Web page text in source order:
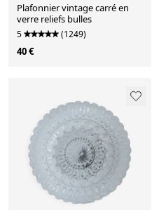
Plafonnier vintage carré en
verre reliefs bulles
5 (1249)
40 €